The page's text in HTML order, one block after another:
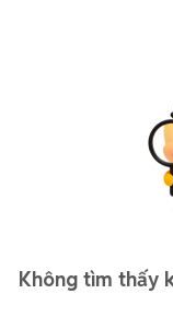
Không tìm thấy